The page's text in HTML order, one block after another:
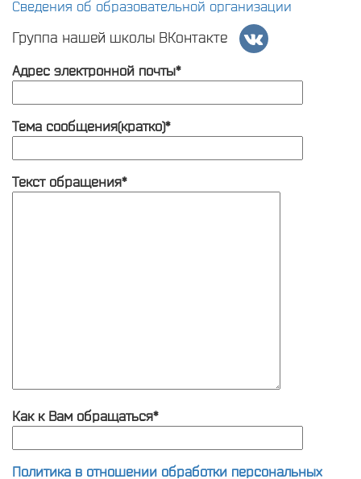
Сведения об образовательной организации
Группа нашей школы ВКонтакте
Адрес электронной почты*
Тема сообщения(кратко)*
Текст обращения*
Как к Вам обращаться*
Политика в отношении обработки персональных